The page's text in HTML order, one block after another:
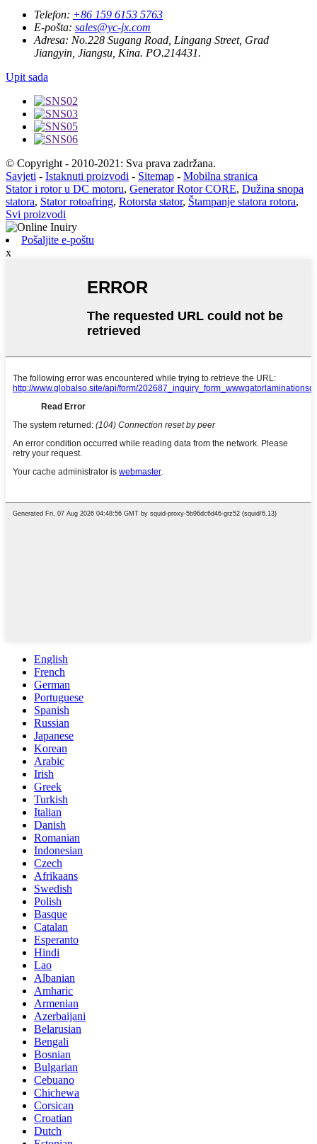
Telefon: +86 159 6153 5763
E-pošta: sales@yc-jx.com
Adresa: No.228 Sugang Road, Lingang Street, Grad
Jiangyin, Jiangsu, Kina. PO.214431.
Upit sada
© Copyright - 2010-2021: Sva prava zadržana.
Savjeti - Istaknuti proizvodi - Sitemap - Mobilna stranica
Stator i rotor u DC motoru, Generator Rotor CORE, Dužina snopa
statora, Stator rotoafring, Rotorsta stator, Štampanje statora rotora,
Svi proizvodi
Pošaljite e-poštu
x
English
French
German
Portuguese
Spanish
Russian
Japanese
Korean
Arabic
Irish
Greek
Turkish
Italian
Danish
Romanian
Indonesian
Czech
Afrikaans
Swedish
Polish
Basque
Catalan
Esperanto
Hindi
Lao
Albanian
Amharic
Armenian
Azerbaijani
Belarusian
Bengali
Bosnian
Bulgarian
Cebuano
Chichewa
Corsican
Croatian
Dutch